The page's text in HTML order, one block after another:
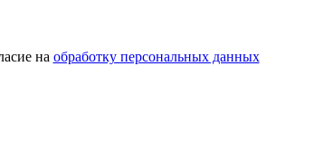
на обработку персональных данных